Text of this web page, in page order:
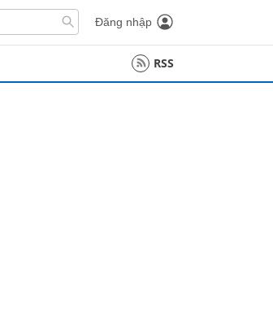
Đăng nhập
RSS